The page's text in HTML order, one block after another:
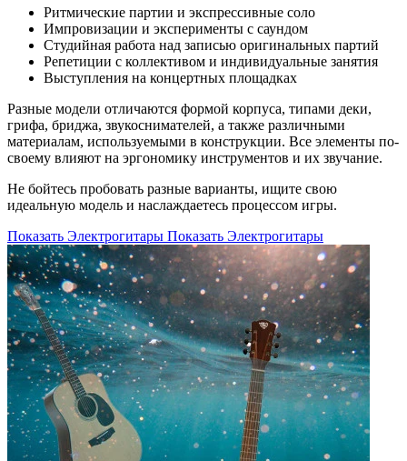
Ритмические партии и экспрессивные соло
Импровизации и эксперименты с саундом
Студийная работа над записью оригинальных партий
Репетиции с коллективом и индивидуальные занятия
Выступления на концертных площадках
Разные модели отличаются формой корпуса, типами деки,
грифа, бриджа, звукоснимателей, а также различными
материалам, используемыми в конструкции. Все элементы по-
своему влияют на эргономику инструментов и их звучание.
Не бойтесь пробовать разные варианты, ищите свою
идеальную модель и наслаждаетесь процессом игры.
Показать Электрогитары Показать Электрогитары